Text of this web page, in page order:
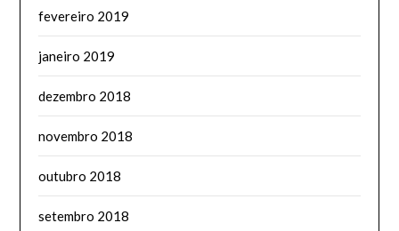
fevereiro 2019
janeiro 2019
dezembro 2018
novembro 2018
outubro 2018
setembro 2018